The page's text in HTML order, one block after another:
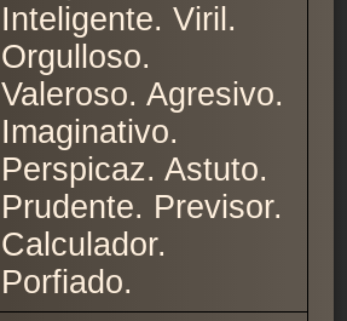
Inteligente. Viril.
Orgulloso.
Valeroso. Agresivo.
Imaginativo.
Perspicaz. Astuto.
Prudente. Previsor.
Calculador.
Porfiado.